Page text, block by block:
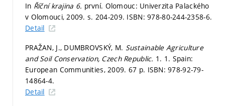
In Říční krajina 6. první. Olomouc: Univerzita Palackého
v Olomouci, 2009.s. 204-209. ISBN: 978-80-244-2358-6.
Detail
PRAŽAN, J., DUMBROVSKÝ, M. Sustainable Agriculture
and Soil Conservation, Czech Republic. 1. 1. Spain:
European Communities, 2009. 67 p. ISBN: 978-92-79-
14864-4.
Detail